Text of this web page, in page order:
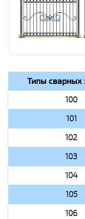
Типы сварных
100
101
102
103
104
105
106